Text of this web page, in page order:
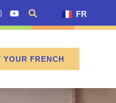
FR
YOUR FRENCH